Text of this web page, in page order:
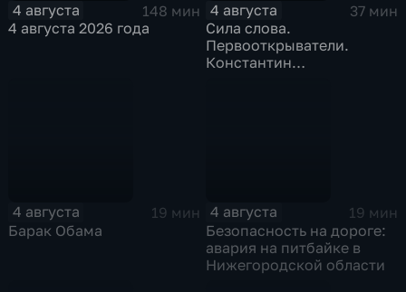
4 августа
148 мин
4 августа 2026 года
4 августа
37 мин
Сила слова.
Первооткрыватели.
Константин
4 августа
19 мин
Барак Обама
4 августа
19 мин
Безопасность на дороге:
авария на питбайке в
Нижегородской области